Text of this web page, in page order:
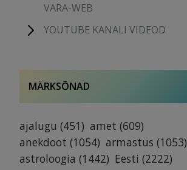
VARA-WEB
YOUTUBE KANALI VIDEOD
MÄRKSÕNAD
ajalugu (451) amet (609)
anekdoot (1054) armastus (1053)
astroloogia (1442) Eesti (2222)